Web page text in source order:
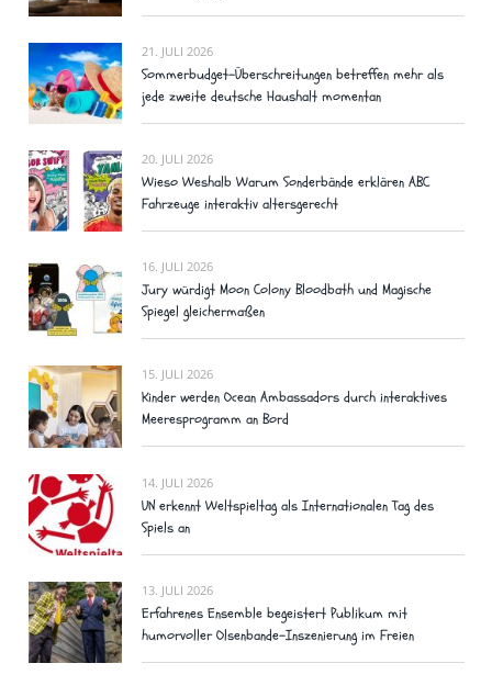
21. JULI 2026
Sommerbudget-Überschreitungen betreffen mehr als
jede zweite deutsche Haushalt momentan
20. JULI 2026
Wieso Weshalb Warum Sonderbände erklären ABC
Fahrzeuge interaktiv altersgerecht
16. JULI 2026
Jury würdigt Moon Colony Bloodbath und Magische
Spiegel gleichermaßen
15. JULI 2026
Kinder werden Ocean Ambassadors durch interaktives
Meeresprogramm an Bord
14. JULI 2026
UN erkennt Weltspieltag als Internationalen Tag des
Spiels an
13. JULI 2026
Erfahrenes Ensemble begeistert Publikum mit
humorvoller Olsenbande-Inszenierung im Freien